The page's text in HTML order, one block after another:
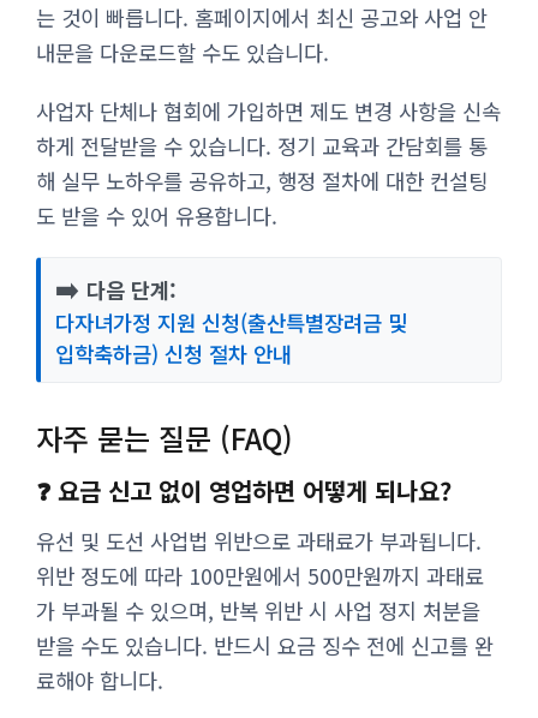
는 것이 빠릅니다. 홈페이지에서 최신 공고와 사업 안
내문을 다운로드할 수도 있습니다.
사업자 단체나 협회에 가입하면 제도 변경 사항을 신속
하게 전달받을 수 있습니다. 정기 교육과 간담회를 통
해 실무 노하우를 공유하고, 행정 절차에 대한 컨설팅
도 받을 수 있어 유용합니다.
➡️ 다음 단계:
다자녀가정 지원 신청(출산특별장려금 및
입학축하금) 신청 절차 안내
자주 묻는 질문 (FAQ)
❓ 요금 신고 없이 영업하면 어떻게 되나요?
유선 및 도선 사업법 위반으로 과태료가 부과됩니다.
위반 정도에 따라 100만원에서 500만원까지 과태료
가 부과될 수 있으며, 반복 위반 시 사업 정지 처분을
받을 수도 있습니다. 반드시 요금 징수 전에 신고를 완
료해야 합니다.